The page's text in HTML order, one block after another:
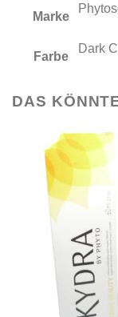
Marke
Farbe
Dark
DAS